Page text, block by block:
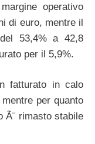
operativo
di euro, mentre il
53,4% a 42,8
per il 5,9%.
fatturato in calo
per quanto
Ã¨ rimasto stabile